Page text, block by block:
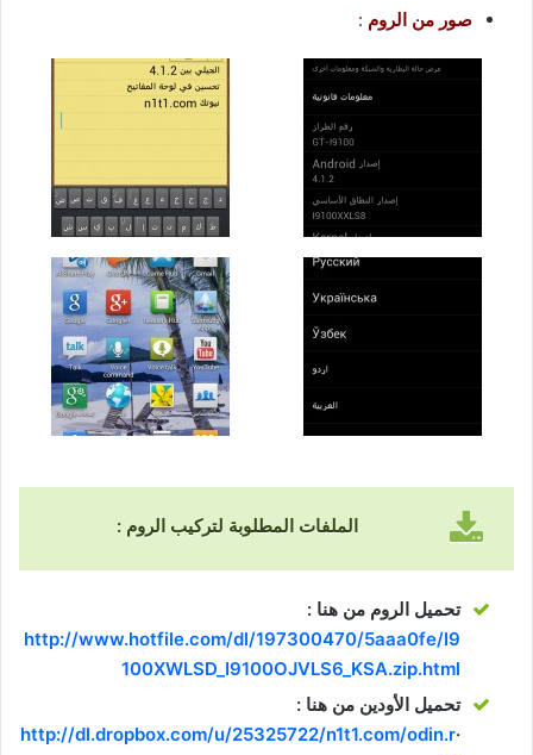
صور من الروم :
الملفات المطلوبة لتركيب الروم :
تحميل الروم من هنا :
http://www.hotfile.com/dl/197300470/5aaa0fe/I9
100XWLSD_I9100OJVLS6_KSA.zip.html
تحميل الأودين من هنا :
·
http://dl.dropbox.com/u/25325722/n1t1.com/odin.r